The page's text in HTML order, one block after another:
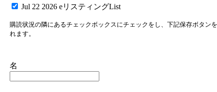
Jul 22 2026 eリスティングList
購読状況の隣にあるチェックボックスにチェックをし、下記保存ボタ
れます。
名